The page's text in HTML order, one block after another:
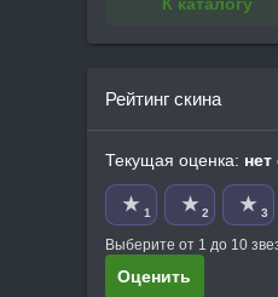
Рейтинг скина
Текущая оценка: нет
★ 1 ★ 2 ★ 3
Выберите от 1 до 10
Оценить